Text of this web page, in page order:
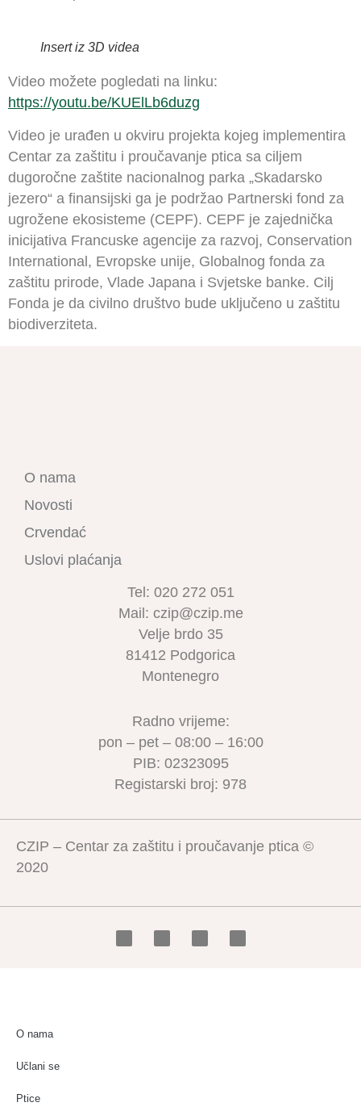
Insert iz 3D videa
Video možete pogledati na linku:
https://youtu.be/KUElLb6duzg
Video je urađen u okviru projekta kojeg implementira
Centar za zaštitu i proučavanje ptica sa ciljem
dugoročne zaštite nacionalnog parka „Skadarsko
jezero“ a finansijski ga je podržao Partnerski fond za
ugrožene ekosisteme (CEPF). CEPF je zajednička
inicijativa Francuske agencije za razvoj, Conservation
International, Evropske unije, Globalnog fonda za
zaštitu prirode, Vlade Japana i Svjetske banke. Cilj
Fonda je da civilno društvo bude uključeno u zaštitu
biodiverziteta.
O nama
Novosti
Crvendać
Uslovi plaćanja
Tel: 020 272 051
Mail: czip@czip.me
Velje brdo 35
81412 Podgorica
Montenegro
Radno vrijeme:
pon – pet – 08:00 – 16:00
PIB: 02323095
Registarski broj: 978
CZIP – Centar za zaštitu i proučavanje ptica ©
2020
O nama
Učlani se
Ptice